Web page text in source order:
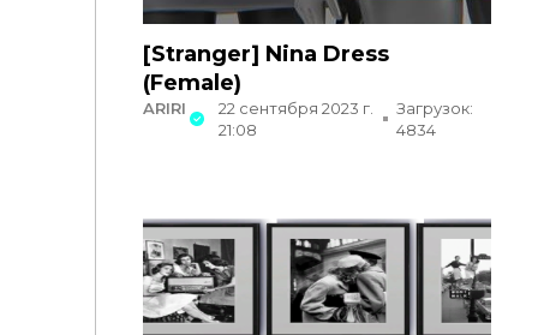
[Stranger] Nina Dress
(Female)
ARIRI
22 сентября 2023 г.
21:08
Загрузок:
4834